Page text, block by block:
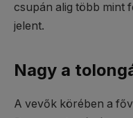
csupán alig több mint
jelent.
Nagy a
A vevők körében a